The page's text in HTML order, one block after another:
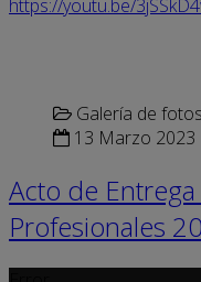
https://youtu.be/
Galería de fotos
13 Marzo 2023
Acto de
Profesionales